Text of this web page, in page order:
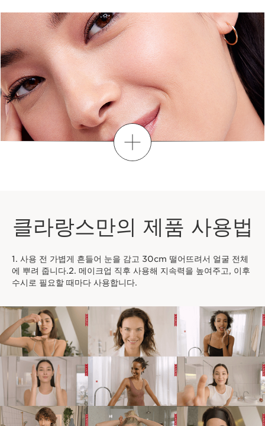
더보기
클라랑스만의 제품 사용법
1. 사용 전 가볍게 흔들어 눈을 감고 30cm 떨어뜨려서 얼굴 전체
에 뿌려 줍니다.2. 메이크업 직후 사용해 지속력을 높여주고, 이후
수시로 필요할 때마다 사용합니다.